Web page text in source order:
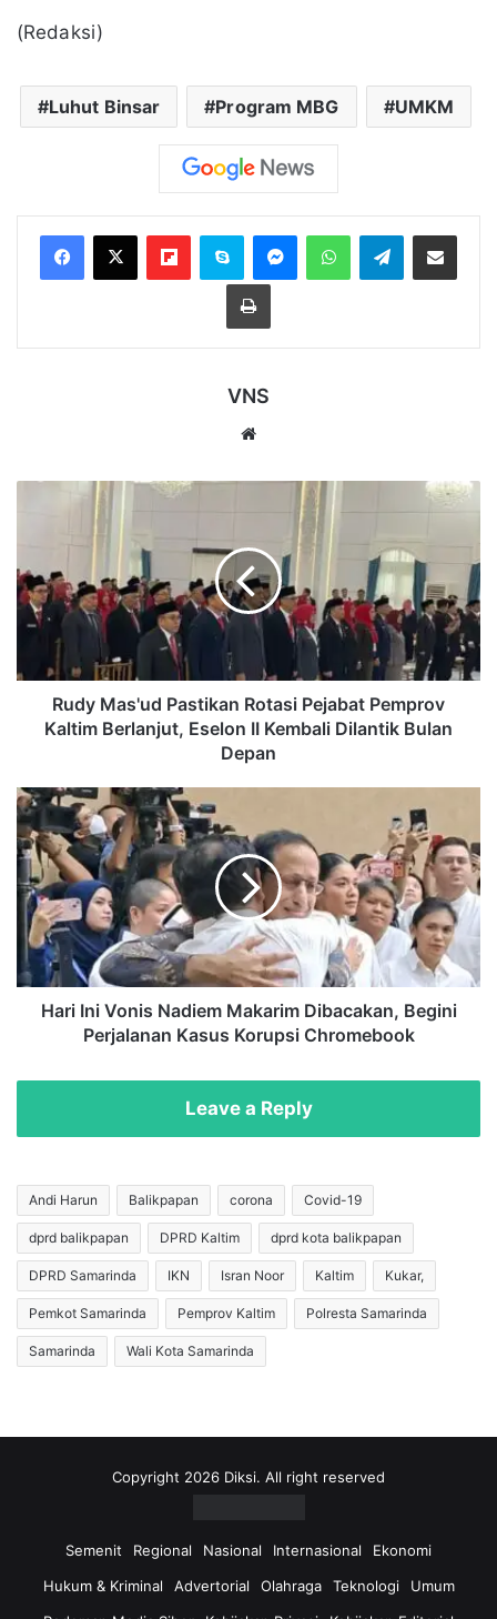
(Redaksi)
Luhut Binsar Program MBG UMKM
FlipboardSkype MessengerWhatsAppTelegramBagikan melalui Email
Cetak
VNS
Pejabat
Pemprov
Kaltim
Eselon
Kembali
Depan
Rudy Mas'ud Pastikan Rotasi Pejabat Pemprov
Kaltim Berlanjut, Eselon II Kembali Dilantik Bulan
Depan
Hari
Ini
Vonis
Nadiem
Makarim
Dibacakan,
Begini
Perjalanan
Kasus
Korupsi
Chromebook
Hari Ini Vonis Nadiem Makarim Dibacakan, Begini
Perjalanan Kasus Korupsi Chromebook
Leave a Reply
Andi Harun Balikpapan corona Covid-19
dprd balikpapan DPRD Kaltim dprd kota balikpapan
DPRD Samarinda IKN Isran Noor Kaltim Kukar,
Pemkot Samarinda Pemprov Kaltim Polresta Samarinda
Samarinda Wali Kota Samarinda
Copyright 2026 Diksi. All right reserved
Semenit Regional Nasional Internasional
Ekonomi
Hukum & Kriminal
Advertorial Olahraga Teknologi
Umum